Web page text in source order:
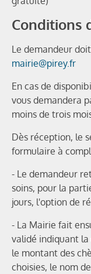
Conditions
Le demandeur
mairie@pirey.fr
En cas de
vous demandera
moins de trois
Dès réception, le
formulaire à
- Le demandeur
soins, pour la
jours, l'option de
- La Mairie fait
validé indiquant
le montant des
choisies, le nom